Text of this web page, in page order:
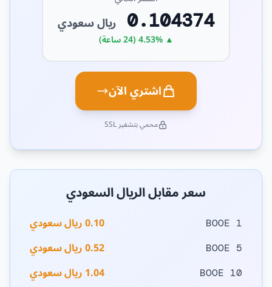
0.104374 ريال سعودي
▲ 4.53% (24 ساعة)
اشتري الآن
محمي بتشفير SSL
سعر مقابل الريال السعودي
1 BOOE 0.10 ريال سعودي
5 BOOE 0.52 ريال سعودي
10 BOOE 1.04 ريال سعودي